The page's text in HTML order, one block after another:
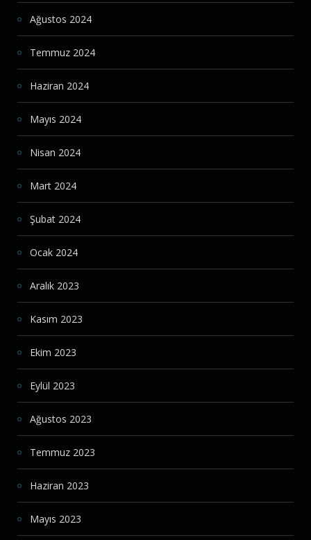
Ağustos 2024
Temmuz 2024
Haziran 2024
Mayıs 2024
Nisan 2024
Mart 2024
Şubat 2024
Ocak 2024
Aralık 2023
Kasım 2023
Ekim 2023
Eylül 2023
Ağustos 2023
Temmuz 2023
Haziran 2023
Mayıs 2023